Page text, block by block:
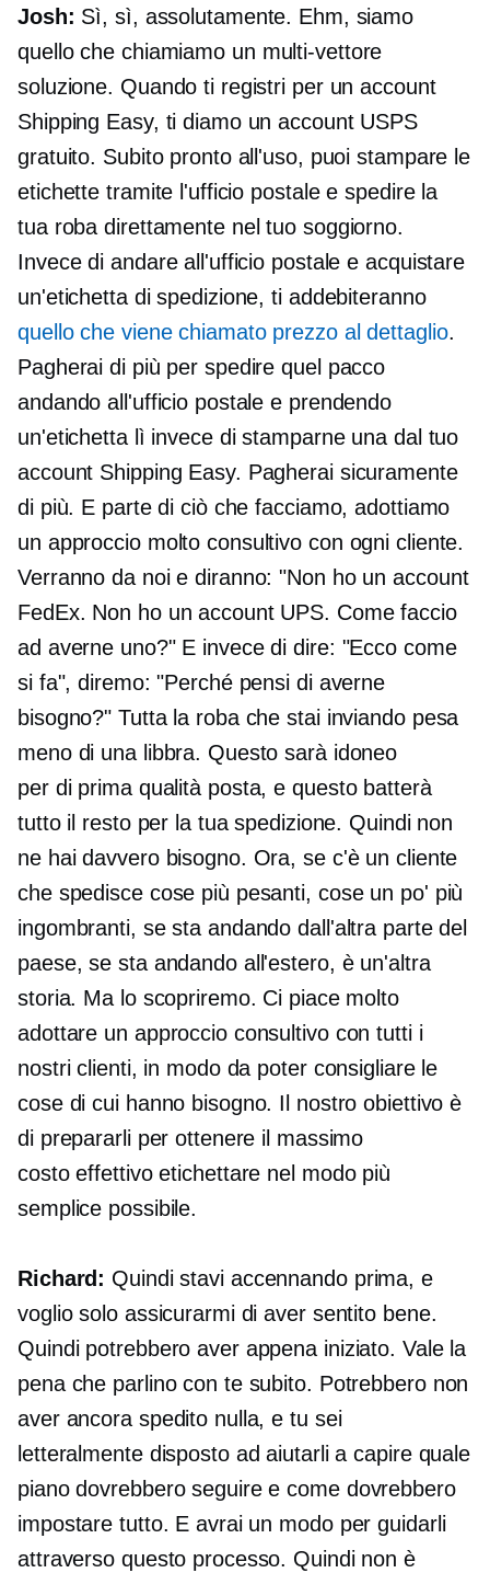
Josh: Sì, sì, assolutamente. Ehm, siamo
quello che chiamiamo un multi-vettore
soluzione. Quando ti registri per un account
Shipping Easy, ti diamo un account USPS
gratuito. Subito pronto all'uso, puoi stampare le
etichette tramite l'ufficio postale e spedire la
tua roba direttamente nel tuo soggiorno.
Invece di andare all'ufficio postale e acquistare
un'etichetta di spedizione, ti addebiteranno
quello che viene chiamato prezzo al dettaglio.
Pagherai di più per spedire quel pacco
andando all'ufficio postale e prendendo
un'etichetta lì invece di stamparne una dal tuo
account Shipping Easy. Pagherai sicuramente
di più. E parte di ciò che facciamo, adottiamo
un approccio molto consultivo con ogni cliente.
Verranno da noi e diranno: "Non ho un account
FedEx. Non ho un account UPS. Come faccio
ad averne uno?" E invece di dire: "Ecco come
si fa", diremo: "Perché pensi di averne
bisogno?" Tutta la roba che stai inviando pesa
meno di una libbra. Questo sarà idoneo
per di prima qualità posta, e questo batterà
tutto il resto per la tua spedizione. Quindi non
ne hai davvero bisogno. Ora, se c'è un cliente
che spedisce cose più pesanti, cose un po' più
ingombranti, se sta andando dall'altra parte del
paese, se sta andando all'estero, è un'altra
storia. Ma lo scopriremo. Ci piace molto
adottare un approccio consultivo con tutti i
nostri clienti, in modo da poter consigliare le
cose di cui hanno bisogno. Il nostro obiettivo è
di prepararli per ottenere il massimo
costo effettivoetichettare nel modo più
semplice possibile.
Richard: Quindi stavi accennando prima, e
voglio solo assicurarmi di aver sentito bene.
Quindi potrebbero aver appena iniziato. Vale la
pena che parlino con te subito. Potrebbero non
aver ancora spedito nulla, e tu sei
letteralmente disposto ad aiutarli a capire quale
piano dovrebbero seguire e come dovrebbero
impostare tutto. E avrai un modo per guidarli
attraverso questo processo. Quindi non è